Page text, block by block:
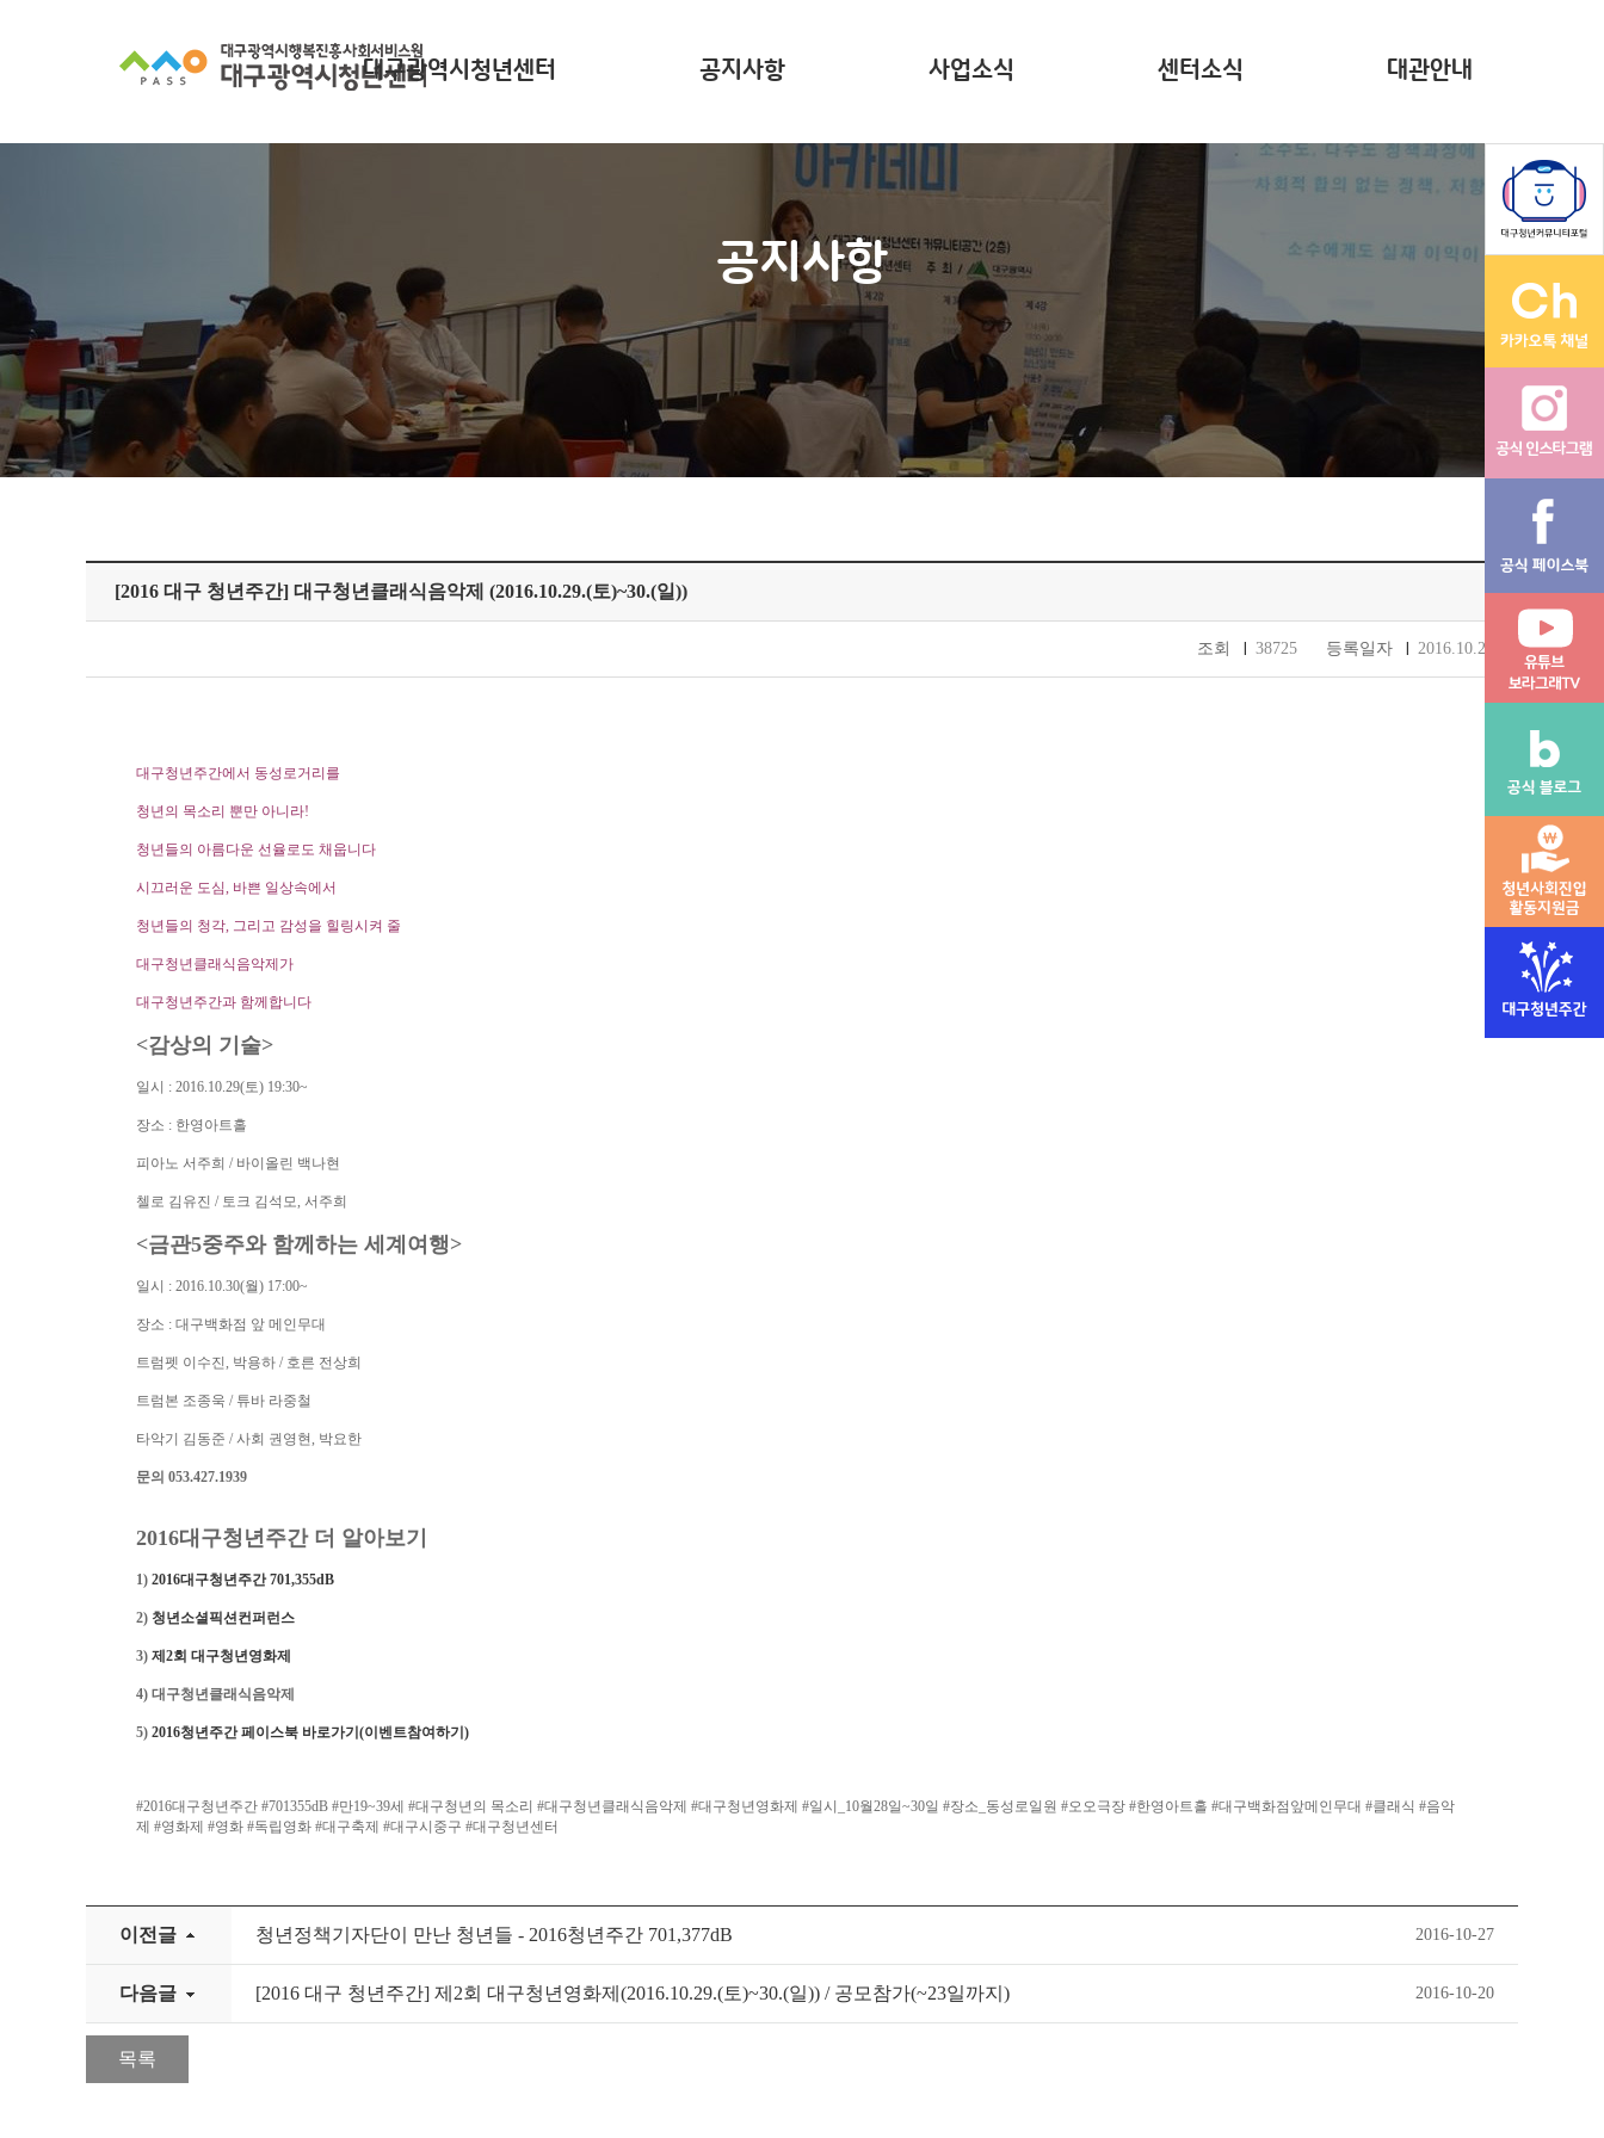
대구광역시청년센터 공지사항 사업소식 센터소식
자료집
영상
뉴스레터(~2023)
계약현황 공시
대관안내
공지사항
[2016 대구 청년주간] 대구청년클래식음악제 (2016.10.29.(토)~30.(일))
조회 38725 등록일자 2016.10.20
대구청년주간에서 동성로거리를
청년의 목소리 뿐만 아니라!
청년들의 아름다운 선율로도 채웁니다
시끄러운 도심, 바쁜 일상속에서
청년들의 청각, 그리고 감성을 힐링시켜 줄
대구청년클래식음악제가
대구청년주간과 함께합니다
<감상의 기술>
일시 : 2016.10.29(토) 19:30~
장소 : 한영아트홀
피아노 서주희 / 바이올린 백나현
첼로 김유진 / 토크 김석모, 서주희
<금관5중주와 함께하는 세계여행>
일시 : 2016.10.30(월) 17:00~
장소 : 대구백화점 앞 메인무대
트럼펫 이수진, 박용하 / 호른 전상희
트럼본 조종욱 / 튜바 라중철
타악기 김동준 / 사회 권영현, 박요한
문의 053.427.1939
2016대구청년주간 더 알아보기
1) 2016대구청년주간 701,355dB
2) 청년소셜픽션컨퍼런스
3) 제2회 대구청년영화제
4) 대구청년클래식음악제
5) 2016청년주간 페이스북 바로가기(이벤트참여하기)
#2016대구청년주간 #701355dB #만19~39세 #대구청년의 목소리 #대구청년클래식음악제 #대구청년영화제 #일시_10월28일~30일 #장소_동성로일원 #오오극장 #한영아트홀 #대구백화점앞메인무대 #클래식 #음악
제 #영화제 #영화 #독립영화 #대구축제 #대구시중구 #대구청년센터
이전글 청년정책기자단이 만난 청년들 - 2016청년주간 701,377dB 2016-10-27
다음글 [2016 대구 청년주간] 제2회 대구청년영화제(2016.10.29.(토)~30.(일)) / 공모참가(~23일까지) 2016-10-20
목록